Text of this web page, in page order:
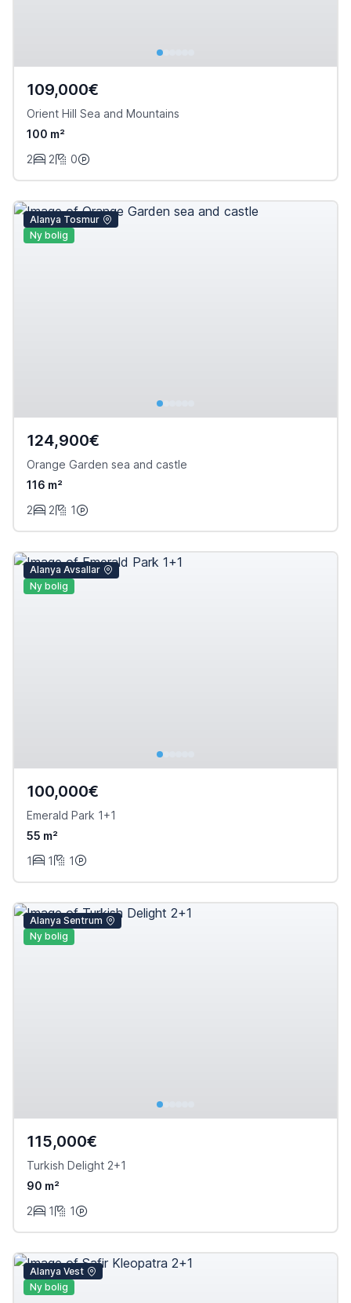
109,000€
Orient Hill Sea and Mountains
100 m²
2
2 0
Alanya Tosmur
Ny bolig
124,900€
Orange Garden sea and castle
116 m²
2
2 1
Alanya Avsallar
Ny bolig
100,000€
Emerald Park 1+1
55 m²
1
1 1
Alanya Sentrum
Ny bolig
115,000€
Turkish Delight 2+1
90 m²
2
1 1
Alanya Vest
Ny bolig